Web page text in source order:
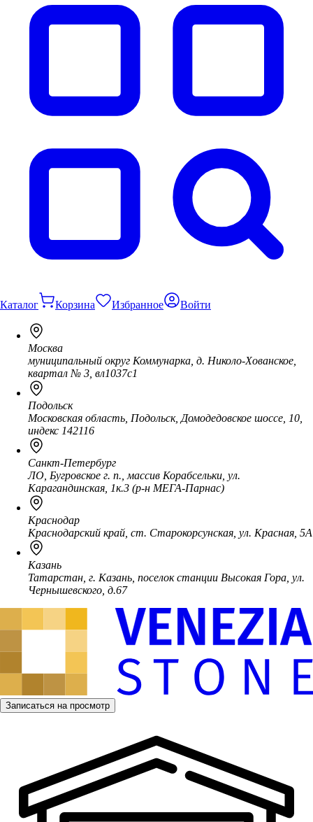
Каталог Корзина Избранное Войти
Москва
муниципальный округ Коммунарка, д. Николо-Хованское,
квартал № 3, вл1037с1
Подольск
Московская область, Подольск, Домодедовское шоссе, 10,
индекс 142116
Санкт-Петербург
ЛО, Бугровское г. п., массив Корабсельки, ул.
Карагандинская, 1к.3 (р-н МЕГА-Парнас)
Краснодар
Краснодарский край, ст. Старокорсунская, ул. Красная, 5А
Казань
Татарстан, г. Казань, поселок станции Высокая Гора, ул.
Чернышевского, д.67
Записаться на просмотр